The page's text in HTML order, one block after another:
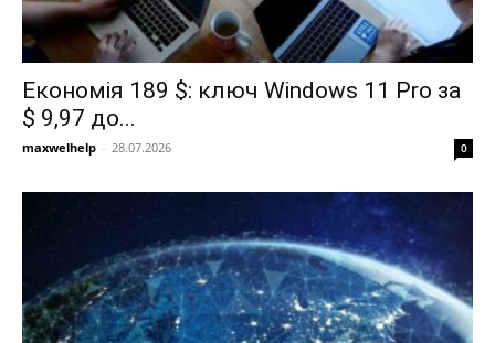
Економія 189 $: ключ Windows 11 Pro за
$ 9,97 до...
maxwelhelp - 28.07.2026 0